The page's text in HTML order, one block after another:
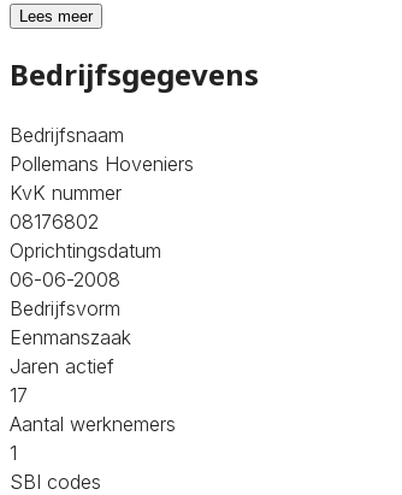
Lees meer
Bedrijfsgegevens
Bedrijfsnaam
Pollemans Hoveniers
KvK nummer
08176802
Oprichtingsdatum
06-06-2008
Bedrijfsvorm
Eenmanszaak
Jaren actief
17
Aantal werknemers
1
SBI codes